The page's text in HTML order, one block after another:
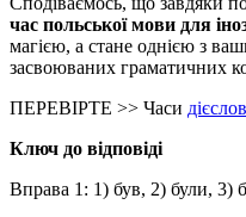
час польської мови для
магією, а стане однією з
засвоюваних граматичних
ПЕРЕВІРТЕ >> Часи
Ключ до відповіді
Вправа 1: 1) був, 2) були, 3)